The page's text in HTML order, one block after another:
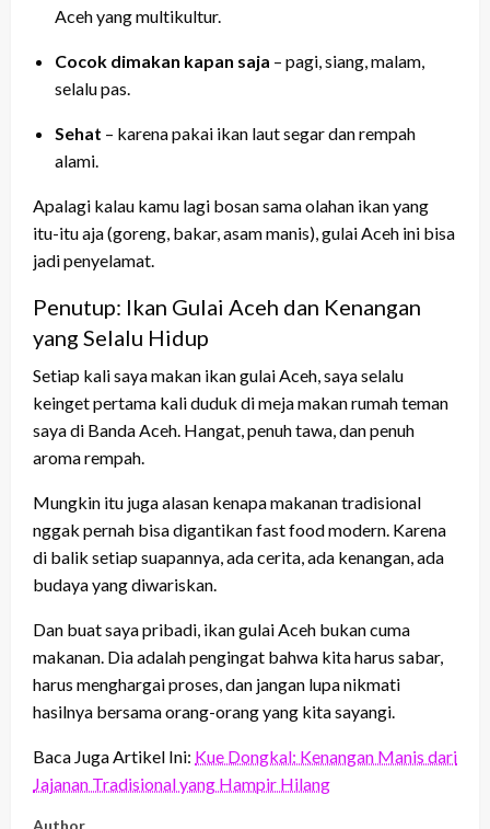
Aceh yang multikultur.
Cocok dimakan kapan saja – pagi, siang, malam,
selalu pas.
Sehat – karena pakai ikan laut segar dan rempah
alami.
Apalagi kalau kamu lagi bosan sama olahan ikan yang
itu-itu aja (goreng, bakar, asam manis), gulai Aceh ini bisa
jadi penyelamat.
Penutup: Ikan Gulai Aceh dan Kenangan
yang Selalu Hidup
Setiap kali saya makan ikan gulai Aceh, saya selalu
keinget pertama kali duduk di meja makan rumah teman
saya di Banda Aceh. Hangat, penuh tawa, dan penuh
aroma rempah.
Mungkin itu juga alasan kenapa makanan tradisional
nggak pernah bisa digantikan fast food modern. Karena
di balik setiap suapannya, ada cerita, ada kenangan, ada
budaya yang diwariskan.
Dan buat saya pribadi, ikan gulai Aceh bukan cuma
makanan. Dia adalah pengingat bahwa kita harus sabar,
harus menghargai proses, dan jangan lupa nikmati
hasilnya bersama orang-orang yang kita sayangi.
Baca Juga Artikel Ini: Kue Dongkal: Kenangan Manis dari
Jajanan Tradisional yang Hampir Hilang
Author